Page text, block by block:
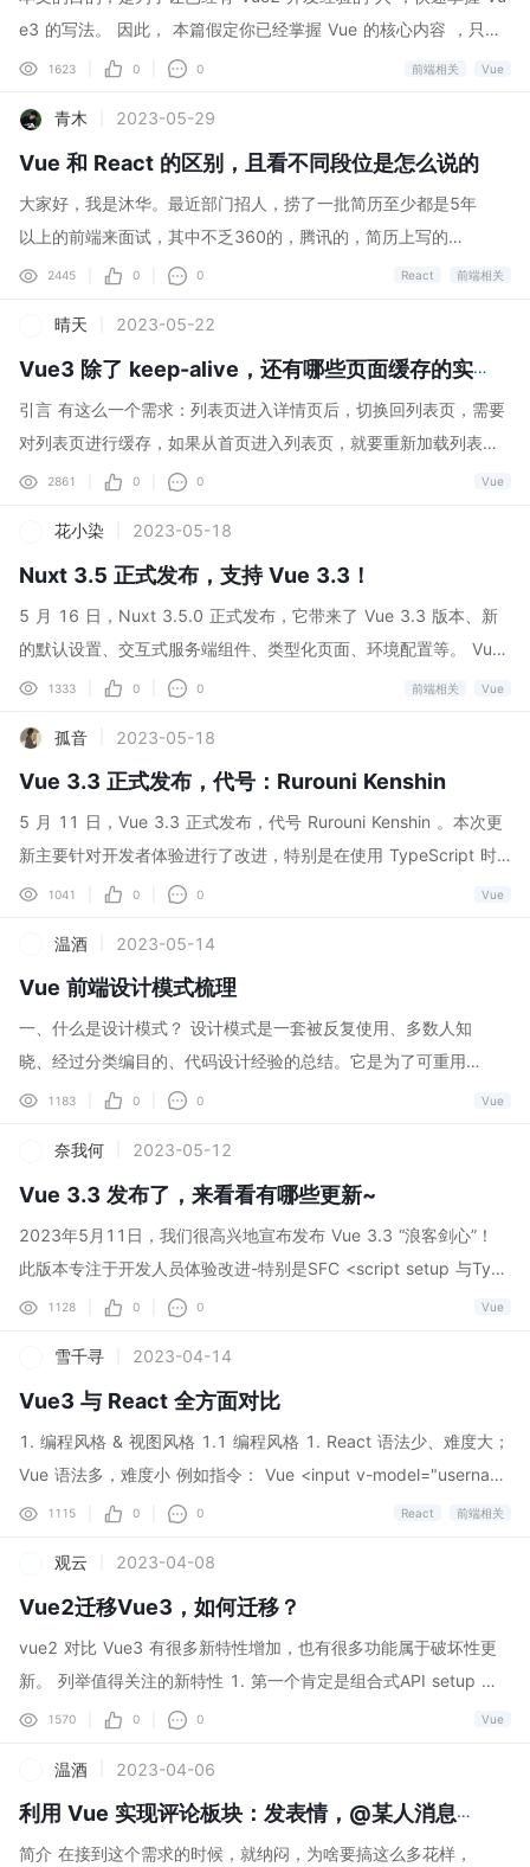
用逻辑需要...
封闭原则、里式替换原则、接口隔离原则 、依赖反
转原则 、最少知识原则。 下面我们一起来看看几
式、策略模式、代理模式、适配器模式、观察者模
式/发布-订阅模式 三、常见的设计模式及实际案例
说，第二次使用同一个类创建新对象的时候，应该
得到与第一次创建的对象完全相同的对象。 Vue中
的单例模式 （1）Element UI Element UI是使用V
ue开发的一个前端UI框架。Elemen
e3 的写法。 因此， 本篇假定你已经掌握 Vue 的核心内容 ，只为
你介绍编写 Vue3 代码，需要了解的内容。 一、Vue3 里 script 的
叫 Composition API。因此 Vue3 的 script 现在支持三种写法，
1、最基本的 Vue2 写法 <template <div {{ count }}</div <bu
tton @click="onClick" 增加 1 </button </template <script
export default { data() { return { count: 1, }; },
methods: { onClick() { this.count += 1; }, }, } </sc
1623 0 0 前端相关 Vue
青木 2023-05-29
Vue 和 React 的区别，且看不同段位是怎么说的
大家好，我是沐华。最近部门招人，捞了一批简历至少都是5年
以上的前端来面试，其中不乏360的，腾讯的，简历上写的基
本都是熟练使用 Vue2 、 Vue3 、 React 并阅读源码对其实现
个框架都用过，那能说一下你觉得这俩有什么区别吗 毕竟是两
个框架，不像两个 API ，要说细节上的区别就太多太多了，可
能能聊几个小时都聊不完，所以你给自己的定位是什么呢 说说
Vue 和 React 的区别 青铜级 只要真正了解一些，或者用过两
个框架开发，就一定能说上来的一些语法层面： Vue API 多，
离， React 用 jsx ...
2445 0 0 React 前端相关
晴天 2023-05-22
Vue3 除了 keep-alive，还有哪些页面缓存的实现方案
引言 有这么一个需求：列表页进入详情页后，切换回列表页，需要
对列表页进行缓存，如果从首页进入列表页，就要重新加载列表
页。 对于这个需求，我的第一个想法就是使用keep-alive来缓存列
时，就重置列表页数据并重新获取新数据来达到列表页重新加载的
效果。 但是，这个方案有个很不好的地方就是：如果列表页足够复
杂，有下拉刷新、下拉加载、有弹窗、有轮播等，在清除缓存时，
就需要重置很多数据和状态，而且还可能要手动去销毁和重新加载
某些组件，这样做既增加了复杂度，也容易出bug。 接下来说说我
keep-alive 缓存原理：进入页面时，页面组件渲染完成，keep-aliv
e 会缓存页面组件的实例；离开页面后，组件实例由于已经缓存就
缓存的清理，如果能有简...
2861 0 0 Vue
花小染 2023-05-18
Nuxt 3.5 正式发布，支持 Vue 3.3！
5 月 16 日，Nuxt 3.5.0 正式发布，它带来了 Vue 3.3 版本、新
的默认设置、交互式服务端组件、类型化页面、环境配置等。 Vue
3.3 [Vue 3.3 已经发布](https://www.developers.pub/article/12
括： 宏中的导入和复杂类型支持 通用组件 更符合人体工程学的 de
fineEmits 使用 defineSlots 的类型插槽 响应式 Props 解构 define
Model defineOptions 使用 toRef 和 toValue 实现更好的 getter
支持 JSX 导入源支持 维护基础设施改进 Nitropack v2.4 Nuxt.js
团队一直致力于对 Nitro 进行大量改进，这些改进已经在 Nitro v2.
更新、Vercel KV 支持等。 注意： 如果需要部署到 Vercel 或 Netli
fy ...
1333 0 0 前端相关 Vue
孤音 2023-05-18
Vue 3.3 正式发布，代号：Rurouni Kenshin
5 月 11 日，Vue 3.3 正式发布，代号 Rurouni Kenshin 。本次更
新主要针对开发者体验进行了改进，特别是在使用 TypeScript 时
的 SFC <script setup 。与 Vue 语言工具（以前称为 Volar）1.6
问题。下面就来看看 Vue 3.3 版本中的重点功能！ 当升级到 Vue
3.3 时，建议同时更新以下依赖项： volar / vue-tsc @ ^1.6.4 vit
e @ ^4.3.5 @vitejs/plugin-vue @ ^4.2.0 vue-loader @ ^17.1.0
（如果使用 webpack 或 vue-cli） SFC中的 <script setup 和 Ty
peScript DX 改进 宏中的导入和复杂类型支持 在之前的版本中，
制为本地类型，并且仅支持类型字面量和接口。这是因为 Vue 需
要...
1041 0 0 Vue
温酒 2023-05-14
Vue 前端设计模式梳理
一、什么是设计模式？ 设计模式是一套被反复使用、多数人知
晓、经过分类编目的、代码设计经验的总结。它是为了可重用
代码，让代码更容易的被他人理解并保证代码的可靠性。 设计
的工具，拿来即用。下面来看一下设计模式的设计原则。 二、
设计几个原则 单一职责原则、开放封闭原则、里式替换原则、
接口隔离原则 、依赖反转原则 、最少知识原则。 下面我们一
起来看看几种在前端领域常见的设计模式： 单例模式、工厂模
模式？ 单例模式 （Singleton Pattern）又称为单体模式，保证
一个类只有一个实例，并提供一个访问它的全局访问点。也就
ntUI 中的全屏 Loadi...
1183 0 0 Vue
奈我何 2023-05-12
Vue 3.3 发布了，来看看有哪些更新~
2023年5月11日，我们很高兴地宣布发布 Vue 3.3 “浪客剑心”！
此版本专注于开发人员体验改进-特别是SFC <script setup 与Type
Script的使用。与Vue语言工具 ^[1]^ （以前称为Volar）的1.6版本
的痛点。这篇文章概述了3.3中突出显示的功能。有关更改的完整列
表，请参阅GitHub上的完整更改日志 ^[2]^ 。 --- 依赖性更新升级
到3.3时，建议也更新以下依赖项： volar / vue-tsc@^1.6.4 vite
@^4.3.5 @vitejs/plugin-vue@^4.2.0 vue-loader@^17.1.0（如
果使用webpack或vue-cli） \<脚本设置 + TypeScript DX改进^
程学的定义Emits^[6]^ 带有定义插槽的类型插槽^[7]^ 实验特征^
[8]^ 响应式 ...
1128 0 0 Vue
雪千寻 2023-04-14
Vue3 与 React 全方面对比
1. 编程风格 & 视图风格 1.1 编程风格 1. React 语法少、难度大；
Vue 语法多，难度小 例如指令： Vue <input v-model="usernam
e"/ <ul <li v-for="(item,index) in list" :key="index" {{ item }}
{e = setUsername(e.target.value)}/ <ul { list.map((item,inde
x) = <li key={index} {item}</li ) } </ul 复制代码 Vue 给我们提供
了很多的指令功能，而这些功能在 React 中基本都需要我们使用原
生 js 来实现。 所以会有很多人说: "使用 Vue 实际上你就是在操作
Vue，使用 React 实际上你是在操作 js"。 2. React 魔改少，手动
1115 0 0 React 前端相关
观云 2023-04-08
Vue2迁移Vue3，如何迁移？
vue2 对比 Vue3 有很多新特性增加，也有很多功能属于破坏性更
新。 列举值得关注的新特性 1. 第一个肯定是组合式API setup 以
及 setup语法糖 模式 2. 新增的内置组件 TelePort 以及 Suspense
对ts支持比较友好 5. 自定义 hooks 逻辑拆分 6. v-memo 新指令
可以小幅度提升性能 破坏性更新的API以及功能 1. 不在需要手动实
例化Vue 废弃了 new Vue 这个操作,取而代之的是 createApp 接
1570 0 0 Vue
温酒 2023-04-06
利用 Vue 实现评论板块：发表情，@某人消息推送
简介 在接到这个需求的时候，就纳闷，为啥要搞这么多花样，